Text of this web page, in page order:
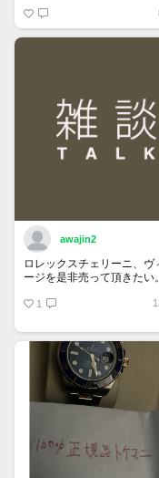
「下書き」へ戻ります。
トップページでお気に入り
awajin2
ロレックスチェリーニ、ヴ
ージを是非売って頂きたい。
1